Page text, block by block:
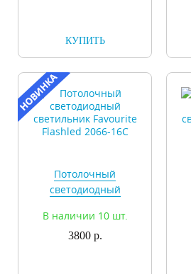
КУПИТЬ
Потолочный
светодиодный
Flashled 2066-16C
В наличии 10 шт.
3800 р.